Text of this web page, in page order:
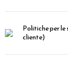
Politiche per le
cliente)